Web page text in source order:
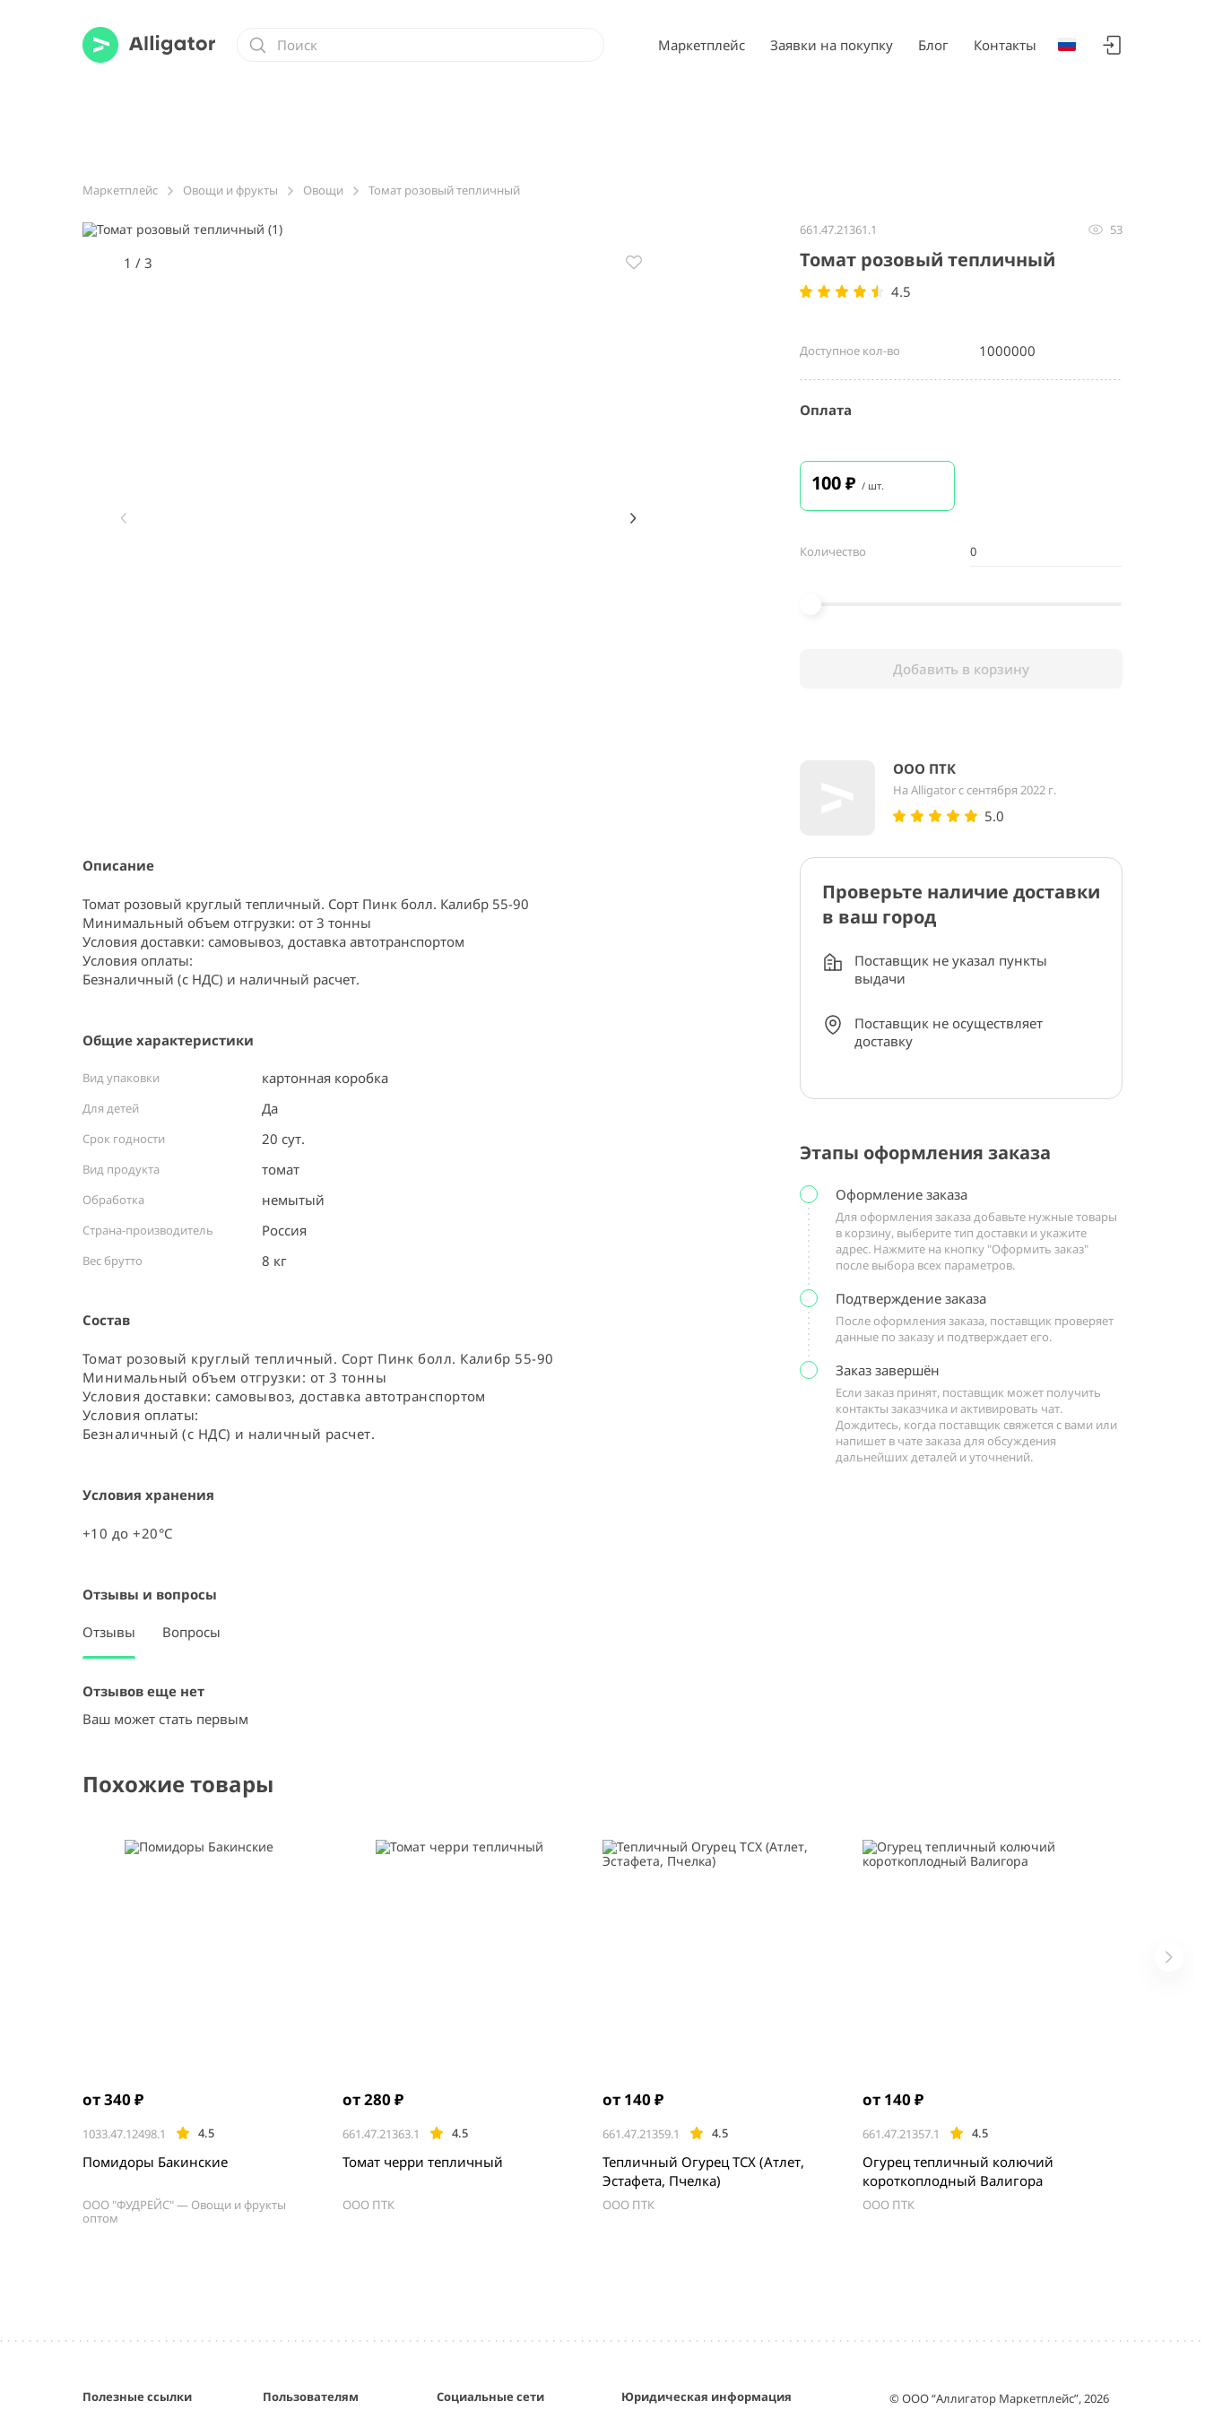
Маркетплейс Заявки на покупку Блог Контакты
Маркетплейс Овощи и фрукты Овощи Томат розовый тепличный
1 / 3
3
Описание
Томат розовый круглый тепличный. Сорт Пинк болл. Калибр 55-90
Минимальный объем отгрузки: от 3 тонны
Условия доставки: самовывоз, доставка автотранспортом
Условия оплаты:
Безналичный (с НДС) и наличный расчет.
Общие характеристики
Вид упаковки картонная коробка ⠀
Для детей Да
Срок годности 20 сут.
Вид продукта томат
Обработка немытый ⠀
Страна-производитель Россия ⠀
Вес брутто 8 кг
Состав
Томат розовый круглый тепличный. Сорт Пинк болл. Калибр 55-90
Минимальный объем отгрузки: от 3 тонны
Условия доставки: самовывоз, доставка автотранспортом
Условия оплаты:
Безналичный (с НДС) и наличный расчет.
Условия хранения
+10 до +20°C
Отзывы и вопросы
Отзывы Вопросы
Отзывов еще нет
Ваш может стать первым
661.47.21361.1 53
Томат розовый тепличный
4.5
Доступное кол-во 1000000
Оплата
100₽ / шт.
Количество
Добавить в корзину
ООО ПТК
На Alligator с сентября 2022 г.
5.0
Проверьте наличие доставки
в ваш город
Поставщик не указал пункты
выдачи
Поставщик не осуществляет
доставку
Этапы оформления заказа
Оформление заказа
Для оформления заказа добавьте нужные товары
в корзину, выберите тип доставки и укажите
адрес. Нажмите на кнопку "Оформить заказ"
после выбора всех параметров.
Подтверждение заказа
После оформления заказа, поставщик проверяет
данные по заказу и подтверждает его.
Заказ завершён
Если заказ принят, поставщик может получить
контакты заказчика и активировать чат.
Дождитесь, когда поставщик свяжется с вами или
напишет в чате заказа для обсуждения
дальнейших деталей и уточнений.
Похожие товары
от 340 ₽
1033.47.12498.1 4.5
Помидоры Бакинские
ООО "ФУДРЕЙС" — Овощи и фрукты
оптом
от 280 ₽
661.47.21363.1 4.5
Томат черри тепличный
ООО ПТК
от 140 ₽
661.47.21359.1 4.5
Тепличный Огурец ТСХ (Атлет,
Эстафета, Пчелка)
ООО ПТК
от 140 ₽
661.47.21357.1 4.5
Огурец тепличный колючий
короткоплодный Валигора
ООО ПТК
Полезные ссылки Пользователям Социальные сети Юридическая информация
© ООО “Аллигатор Маркетплейс”, 2026